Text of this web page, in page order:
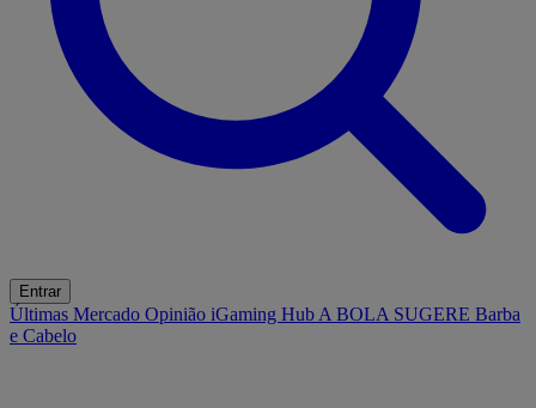
Entrar
Últimas Mercado Opinião iGaming Hub A BOLA SUGERE Barba
e Cabelo